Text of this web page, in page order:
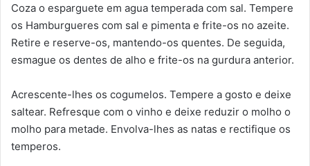
Coza o esparguete em agua temperada com sal. Tempere
os Hamburgueres com sal e pimenta e frite-os no azeite.
Retire e reserve-os, mantendo-os quentes. De seguida,
esmague os dentes de alho e frite-os na gurdura anterior.
Acrescente-lhes os cogumelos. Tempere a gosto e deixe
saltear. Refresque com o vinho e deixe reduzir o molho o
molho para metade. Envolva-lhes as natas e rectifique os
temperos.